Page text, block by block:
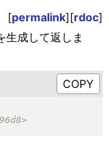
[permalink][rdoc]
成して返しま